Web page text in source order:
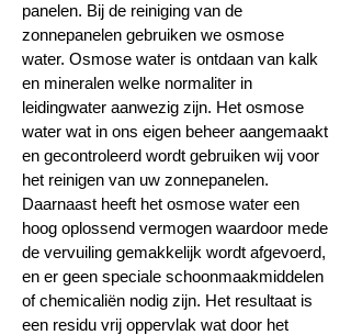
panelen. Bij de reiniging van de
zonnepanelen gebruiken we osmose
water. Osmose water is ontdaan van kalk
en mineralen welke normaliter in
leidingwater aanwezig zijn. Het osmose
water wat in ons eigen beheer aangemaakt
en gecontroleerd wordt gebruiken wij voor
het reinigen van uw zonnepanelen.
Daarnaast heeft het osmose water een
hoog oplossend vermogen waardoor mede
de vervuiling gemakkelijk wordt afgevoerd,
en er geen speciale schoonmaakmiddelen
of chemicaliën nodig zijn. Het resultaat is
een residu vrij oppervlak wat door het